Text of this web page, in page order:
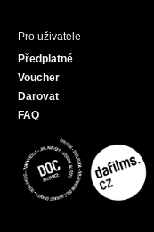
Pro uživatele
Předplatné
Voucher
Darovat
FAQ